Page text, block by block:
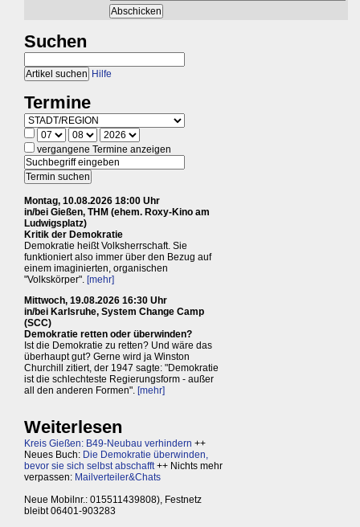
Suchen
Hilfe
Termine
vergangene Termine anzeigen
Montag, 10.08.2026 18:00 Uhr
in/bei Gießen, THM (ehem. Roxy-Kino am
Ludwigsplatz)
Kritik der Demokratie
Demokratie heißt Volksherrschaft. Sie
funktioniert also immer über den Bezug auf
einem imaginierten, organischen
"Volkskörper". [mehr]
Mittwoch, 19.08.2026 16:30 Uhr
in/bei Karlsruhe, System Change Camp
(SCC)
Demokratie retten oder überwinden?
Ist die Demokratie zu retten? Und wäre das
überhaupt gut? Gerne wird ja Winston
Churchill zitiert, der 1947 sagte: "Demokratie
ist die schlechteste Regierungsform - außer
all den anderen Formen". [mehr]
Weiterlesen
Kreis Gießen: B49-Neubau verhindern ++
Neues Buch: Die Demokratie überwinden,
bevor sie sich selbst abschafft++ Nichts mehr
verpassen: Mailverteiler&Chats
Neue Mobilnr.: 015511439808), Festnetz
bleibt 06401-903283